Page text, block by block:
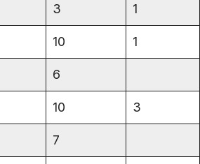
3 1
10 1
6
10 3
7